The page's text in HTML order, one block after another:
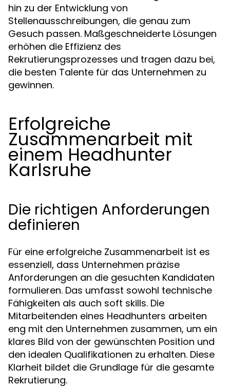
hin zu der Entwicklung von
Stellenausschreibungen, die genau zum
Gesuch passen. Maßgeschneiderte Lösungen
erhöhen die Effizienz des
Rekrutierungsprozesses und tragen dazu bei,
die besten Talente für das Unternehmen zu
gewinnen.
Erfolgreiche
Zusammenarbeit mit
einem Headhunter
Karlsruhe
Die richtigen Anforderungen
definieren
Für eine erfolgreiche Zusammenarbeit ist es
essenziell, dass Unternehmen präzise
Anforderungen an die gesuchten Kandidaten
formulieren. Das umfasst sowohl technische
Fähigkeiten als auch soft skills. Die
Mitarbeitenden eines Headhunters arbeiten
eng mit den Unternehmen zusammen, um ein
klares Bild von der gewünschten Position und
den idealen Qualifikationen zu erhalten. Diese
Klarheit bildet die Grundlage für die gesamte
Rekrutierung.